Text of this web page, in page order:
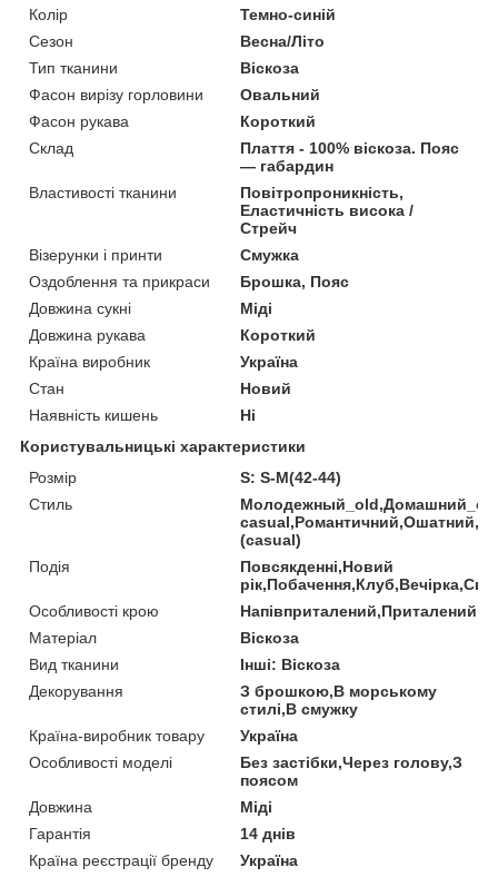
Колір
Темно-синій
Сезон
Весна/Літо
Тип тканини
Віскоза
Фасон вирізу горловини
Овальний
Фасон рукава
Короткий
Склад
Плаття - 100% віскоза. Пояс
— габардин
Властивості тканини
Повітропроникність,
Еластичність висока /
Стрейч
Візерунки і принти
Смужка
Оздоблення та прикраси
Брошка, Пояс
Довжина сукні
Міді
Довжина рукава
Короткий
Країна виробник
Україна
Стан
Новий
Наявність кишень
Ні
Користувальницькі характеристики
Розмір
S: S-M(42-44)
Стиль
(casual)
Подія
Повсякденні,Новий
Особливості крою
Напівприталений,Приталений
Матеріал
Віскоза
Вид тканини
Інші: Віскоза
Декорування
З брошкою,В морському
стилі,В смужку
Країна-виробник товару
Україна
Особливості моделі
Без застібки,Через голову,З
поясом
Довжина
Міді
Гарантія
14 днів
Країна реєстрації бренду
Україна